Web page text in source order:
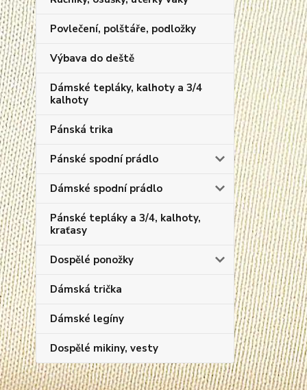
Povlečení, polštáře, podložky
Výbava do deště
Dámské tepláky, kalhoty a 3/4
kalhoty
Pánská trika
Pánské spodní prádlo
Dámské spodní prádlo
Pánské tepláky a 3/4, kalhoty,
kraťasy
Dospělé ponožky
Dámská trička
Dámské legíny
Dospělé mikiny, vesty